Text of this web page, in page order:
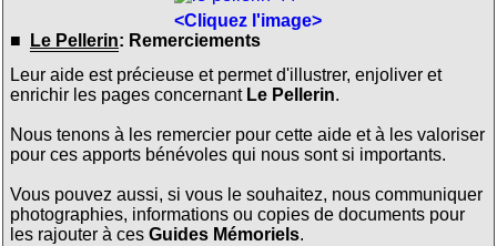
<Cliquez l'image>
■
Le Pellerin: Remerciements
Leur aide est précieuse et permet d'illustrer, enjoliver et
enrichir les pages concernant Le Pellerin.
Nous tenons à les remercier pour cette aide et à les valoriser
pour ces apports bénévoles qui nous sont si importants.
Vous pouvez aussi, si vous le souhaitez, nous communiquer
photographies, informations ou copies de documents pour
les rajouter à ces Guides Mémoriels.